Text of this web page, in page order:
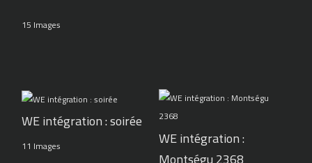
15 Images
WE intégration : soirée
11 Images
WE intégration :